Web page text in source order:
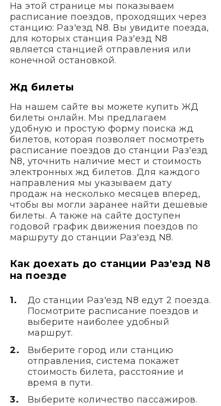
На этой странице мы показываем
расписание поездов, проходящих через
станцию: Раз'езд N8. Вы увидите поезда,
для которых станция Раз'езд N8
является станцией отправления или
конечной остановкой.
Жд билеты
На нашем сайте вы можете купить ЖД
билеты онлайн. Мы предлагаем
удобную и простую форму поиска жд
билетов, которая позволяет посмотреть
расписание поездов до станции Раз'езд
N8, уточнить наличие мест и стоимость
электронных жд билетов. Для каждого
направления мы указываем дату
продаж на несколько месяцев вперед,
чтобы вы могли заранее найти дешевые
билеты. А также на сайте доступен
годовой график движения поездов по
маршруту до станции Раз'езд N8.
Как доехать до станции Раз'езд N8
на поезде
До станции Раз'езд N8 едут 2 поезда.
Посмотрите расписание поездов и
выберите наиболее удобный
маршрут.
Выберите город или станцию
отправления, система покажет
стоимость билета, расстояние и
время в пути.
Выберите количество пассажиров.